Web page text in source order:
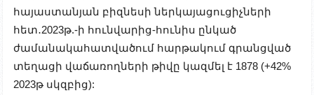
հայաստանյան բիզնեսի ներկայացուցիչների
հետ․2023թ.-ի հունվարից-հունիս ընկած
ժամանակահատվածում հարթակում գրանցված
տեղացի վաճառողների թիվը կազմել է 1878 (+42%
2023թ սկզբից):